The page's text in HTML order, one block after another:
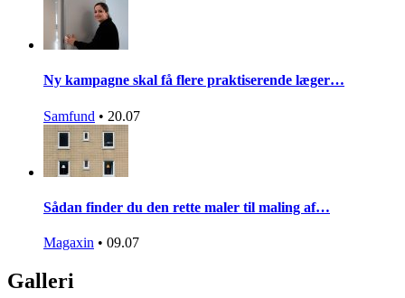
Ny kampagne skal få flere praktiserende læger…
Samfund • 20.07
Sådan finder du den rette maler til maling af…
Magaxin • 09.07
Galleri